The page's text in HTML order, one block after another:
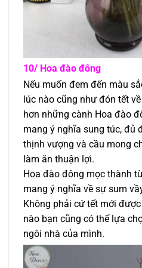
10/ Hoa đào đông
Nếu muốn đem đến màu
lúc nào cũng như đón tết
hơn những cành Hoa đào
mang ý nghĩa sung túc, đủ
thịnh vượng và cầu mong
làm ăn thuận lợi.
Hoa đào đông mọc thành
mang ý nghĩa về sự sum
Không phải cứ tết mới
nào bạn cũng có thể lựa
ngôi nhà của mình.